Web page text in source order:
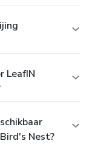
LeafIN
Nest?